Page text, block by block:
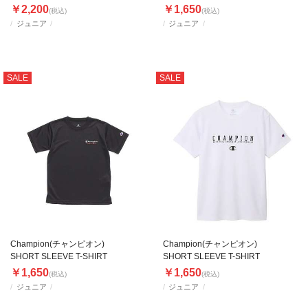
ジュニア
￥2,200(税込)
ジュニア
￥1,650(税込)
SALE
ジュニア
Champion(チャンピオン)
SHORT SLEEVE T-SHIRT
￥1,650(税込)
SALE
ジュニア
Champion(チャンピオン)
SHORT SLEEVE T-SHIRT
￥1,650(税込)